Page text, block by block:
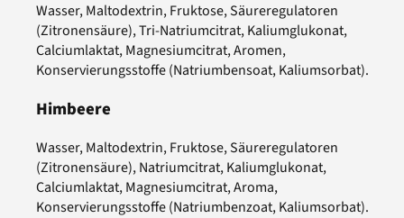
Wasser, Maltodextrin, Fruktose, Säureregulatoren
(Zitronensäure), Tri-Natriumcitrat, Kaliumglukonat,
Calciumlaktat, Magnesiumcitrat, Aromen,
Konservierungsstoffe (Natriumbensoat, Kaliumsorbat).
Himbeere
Wasser, Maltodextrin, Fruktose, Säureregulatoren
(Zitronensäure), Natriumcitrat, Kaliumglukonat,
Calciumlaktat, Magnesiumcitrat, Aroma,
Konservierungsstoffe (Natriumbenzoat, Kaliumsorbat).